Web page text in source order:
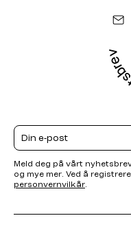
Email
Meld deg på vårt
og mye mer. Ved å
personvernvilkår.